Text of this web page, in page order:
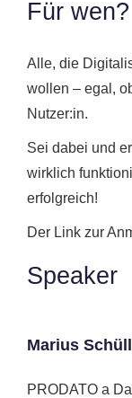
Für wen?
Alle, die
wollen – egal,
Nutzer:in.
Sei dabei und
wirklich
erfolgreich!
Der Link zur
Speaker
Marius Schüll
PRODATO a